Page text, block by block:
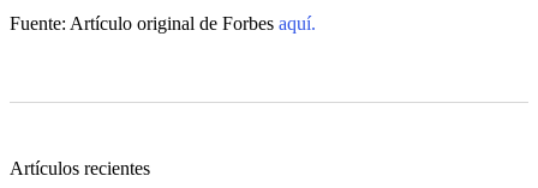
Fuente: Artículo original de Forbes aquí.
Artículos recientes